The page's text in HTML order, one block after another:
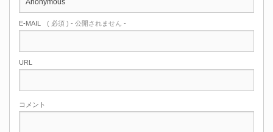
E-MAIL ( 必須 ) - 公開されません -
URL
コメント